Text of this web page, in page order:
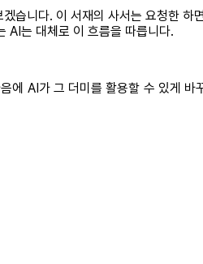
습니다. 이 서재의 사서는 요청한
AI는 대체로 이 흐름을 따릅니다.
에 AI가 그 더미를 활용할 수 있게